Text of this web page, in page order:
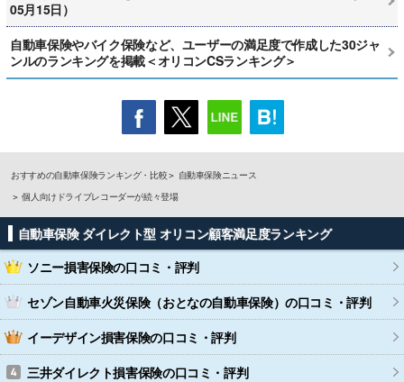
05月15日）
自動車保険やバイク保険など、ユーザーの満足度で作成した30ジャ
ンルのランキングを掲載＜オリコンCSランキング＞
おすすめの自動車保険ランキング・比較
自動車保険ニュース
個人向けドライブレコーダーが続々登場
自動車保険 ダイレクト型 オリコン顧客満足度ランキング
ソニー損害保険の口コミ・評判
セゾン自動車火災保険（おとなの自動車保険）の口コミ・評判
イーデザイン損害保険の口コミ・評判
三井ダイレクト損害保険の口コミ・評判